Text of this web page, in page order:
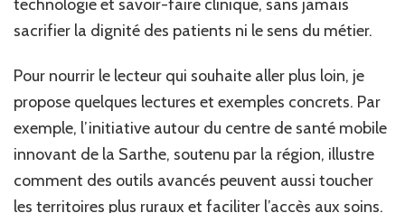
technologie et savoir-faire clinique, sans jamais
sacrifier la dignité des patients ni le sens du métier.
Pour nourrir le lecteur qui souhaite aller plus loin, je
propose quelques lectures et exemples concrets. Par
exemple, l’initiative autour du centre de santé mobile
innovant de la Sarthe, soutenu par la région, illustre
comment des outils avancés peuvent aussi toucher
les territoires plus ruraux et faciliter l’accès aux soins.